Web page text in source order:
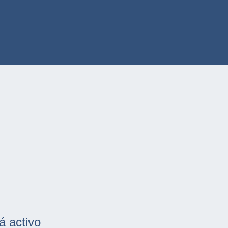
activo